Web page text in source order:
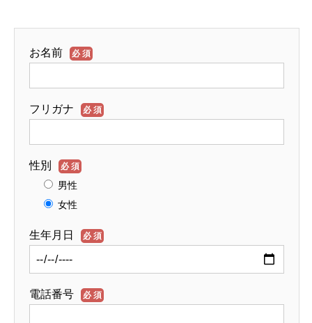
お名前 必須
フリガナ 必須
性別 必須
男性
女性
生年月日 必須
電話番号 必須